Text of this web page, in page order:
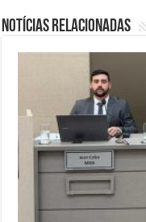
Notícias relacionadas